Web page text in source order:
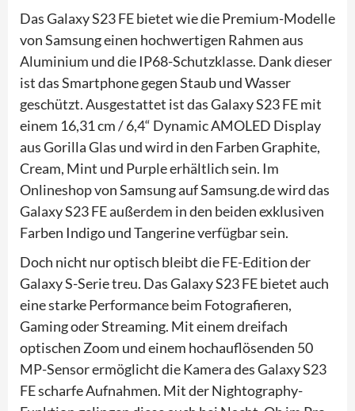
Das Galaxy S23 FE bietet wie die Premium-Modelle
von Samsung einen hochwertigen Rahmen aus
Aluminium und die IP68-Schutzklasse. Dank dieser
ist das Smartphone gegen Staub und Wasser
geschützt. Ausgestattet ist das Galaxy S23 FE mit
einem 16,31 cm / 6,4“ Dynamic AMOLED Display
aus Gorilla Glas und wird in den Farben Graphite,
Cream, Mint und Purple erhältlich sein. Im
Onlineshop von Samsung auf Samsung.de wird das
Galaxy S23 FE außerdem in den beiden exklusiven
Farben Indigo und Tangerine verfügbar sein.
Doch nicht nur optisch bleibt die FE-Edition der
Galaxy S-Serie treu. Das Galaxy S23 FE bietet auch
eine starke Performance beim Fotografieren,
Gaming oder Streaming. Mit einem dreifach
optischen Zoom und einem hochauflösenden 50
MP-Sensor ermöglicht die Kamera des Galaxy S23
FE scharfe Aufnahmen. Mit der Nightography-